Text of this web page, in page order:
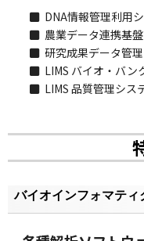
DNA情報管理利用
農業データ連携基
研究成果データ管
LIMS バイオ・バン
LIMS 品質管理シス
バイオインフォマティ